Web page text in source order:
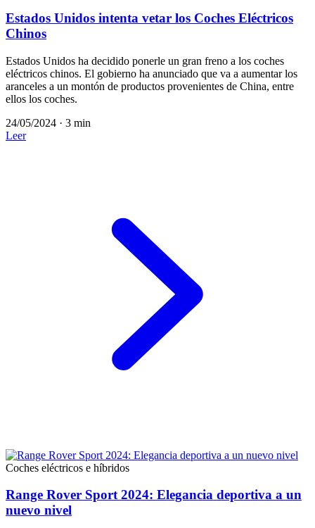
Estados Unidos intenta vetar los Coches Eléctricos
Chinos
Estados Unidos ha decidido ponerle un gran freno a los coches
eléctricos chinos. El gobierno ha anunciado que va a aumentar los
aranceles a un montón de productos provenientes de China, entre
ellos los coches.
24/05/2024 · 3 min
Leer
Coches eléctricos e híbridos
Range Rover Sport 2024: Elegancia deportiva a un
nuevo nivel